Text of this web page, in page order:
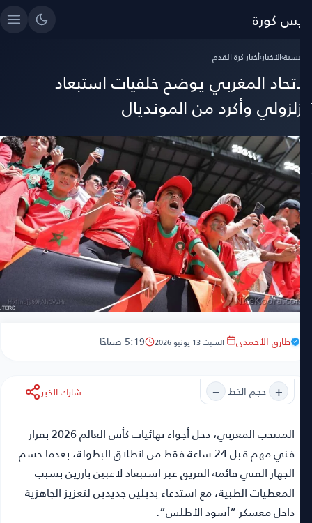
كورة
›الأخبار›أخبار كرة القدم
المغربي يوضح خلفيات استبعاد
وأكرد من المونديال
طارق الأحمدي السبت 13 يونيو 2026 5:19 صباحًا
+ حجم الخط − شارك الخبر
المنتخب المغربي
، دخل أجواء نهائيات كأس العالم 2026 بقرار
فني مهم قبل 24 ساعة فقط من انطلاق البطولة، بعدما حسم
الجهاز الفني قائمة الفريق عبر استبعاد لاعبين بارزين بسبب
المعطيات الطبية، مع استدعاء بديلين جديدين لتعزيز الجاهزية
داخل معسكر “أسود الأطلس”.